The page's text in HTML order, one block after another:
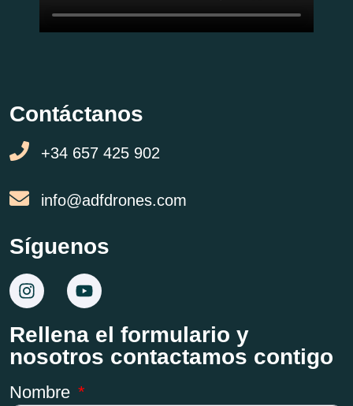
Contáctanos
+34 657 425 902
info@adfdrones.com
Síguenos
Rellena el formulario y
nosotros contactamos contigo
Nombre